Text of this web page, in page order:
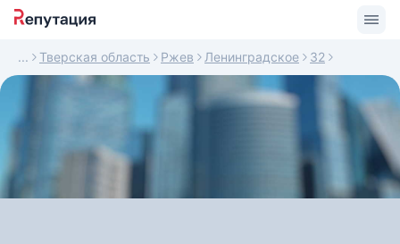
Тверская область Ржев Ленинградское 32